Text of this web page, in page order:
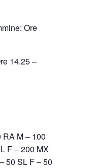
Ore
14.25 –
RA M – 100
F – 200 MX
50 SL F – 50